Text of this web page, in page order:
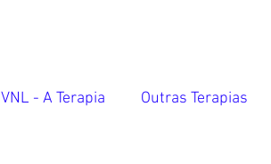
VNL - A Terapia Outras Terapias